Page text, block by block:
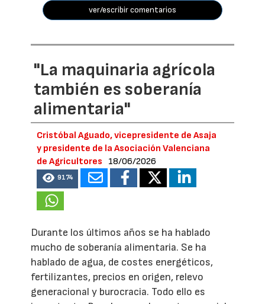
ver/escribir comentarios
"La maquinaria agrícola
también es soberanía
alimentaria"
Cristóbal Aguado, vicepresidente de Asaja
y presidente de la Asociación Valenciana
de Agricultores
18/06/2026
9174
Durante los últimos años se ha hablado
mucho de soberanía alimentaria. Se ha
hablado de agua, de costes energéticos,
fertilizantes, precios en origen, relevo
generacional y burocracia. Todo ello es